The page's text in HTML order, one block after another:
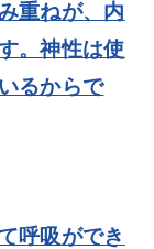
重ねが、内
。神性は使
るからで
呼吸ができ